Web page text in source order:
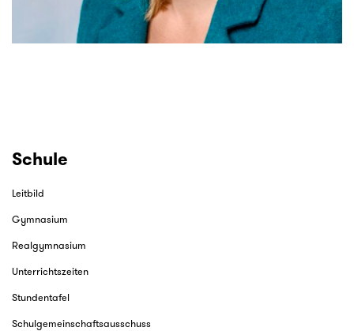
Schule
Leitbild
Gymnasium
Realgymnasium
Unterrichtszeiten
Stundentafel
Schulgemeinschaftsausschuss